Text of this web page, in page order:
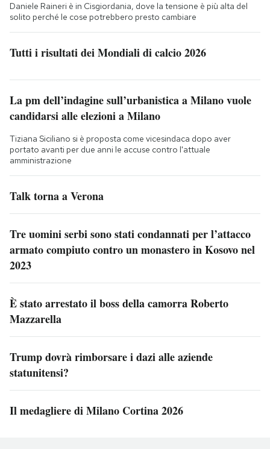
Daniele Raineri è in Cisgiordania, dove la tensione è più alta del
solito perché le cose potrebbero presto cambiare
Tutti i risultati dei Mondiali di calcio 2026
La pm dell’indagine sull’urbanistica a Milano vuole
candidarsi alle elezioni a Milano
Tiziana Siciliano si è proposta come vicesindaca dopo aver
portato avanti per due anni le accuse contro l'attuale
amministrazione
Talk torna a Verona
Tre uomini serbi sono stati condannati per l’attacco
armato compiuto contro un monastero in Kosovo nel
2023
È stato arrestato il boss della camorra Roberto
Mazzarella
Trump dovrà rimborsare i dazi alle aziende
statunitensi?
Il medagliere di Milano Cortina 2026